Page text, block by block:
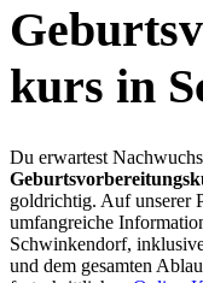
kurs in
Du erwartest
goldrichtig. Auf unserer
umfangreiche
Schwinkendorf,
und dem gesamten